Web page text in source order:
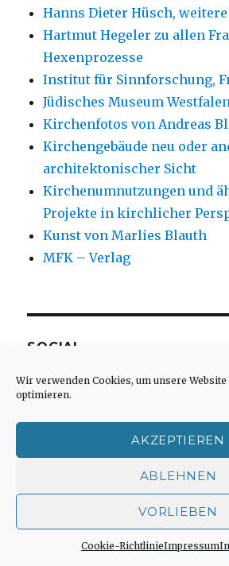
Wir verwenden Cookies, um unsere
optimieren.
AKZEPTIEREN
ABLEHNEN
VORLIEBEN
Cookie-RichtlinieImpressum
Hanns Dieter Hüsch,
Hartmut Hegeler zu allen
Hexenprozesse
Institut für Sinnforschung,
Jüdisches Museum
Kirchenfotos von Andreas
Kirchengebäude neu oder
architektonischer Sicht
Kirchenumnutzungen und
Projekte in kirchlicher
Kunst von Marlies Blauth
MFK – Verlag
SOCIAL
Profil
von
auf
Profil
auf
Anmelden
Eintrags-Feed